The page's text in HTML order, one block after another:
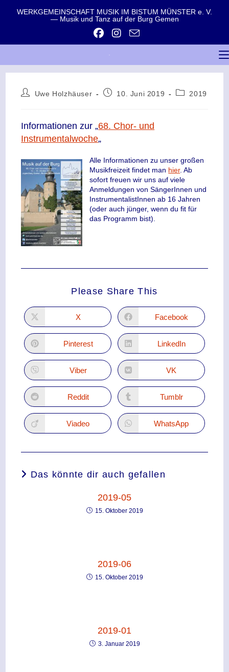
WERKGEMEINSCHAFT MUSIK IM BISTUM MÜNSTER e. V.
— Musik und Tanz auf der Burg Gemen
Uwe Holzhäuser 10. Juni 2019 2019
Informationen zur „68. Chor- und
Instrumentalwoche„
Alle Informationen zu unser großen
Musikfreizeit findet man hier. Ab
sofort freuen wir uns auf viele
Anmeldungen von SängerInnen und
InstrumentalistInnen ab 16 Jahren
(oder auch jünger, wenn du fit für
das Programm bist).
Please Share This
X Facebook
Pinterest LinkedIn
Viber VK
Reddit Tumblr
Viadeo WhatsApp
Das könnte dir auch gefallen
2019-05
15. Oktober 2019
2019-06
15. Oktober 2019
2019-01
3. Januar 2019